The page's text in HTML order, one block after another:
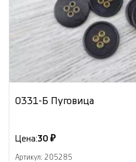
0331-Б Пуговица
Цена:30 ₽
Артикул: 205285